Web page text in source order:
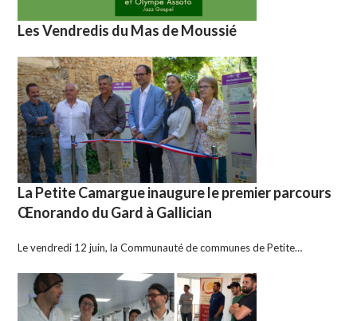
Les Vendredis du Mas de Moussié
La Petite Camargue inaugure le premier parcours
Œnorando du Gard à Gallician
Le vendredi 12 juin, la Communauté de communes de Petite…